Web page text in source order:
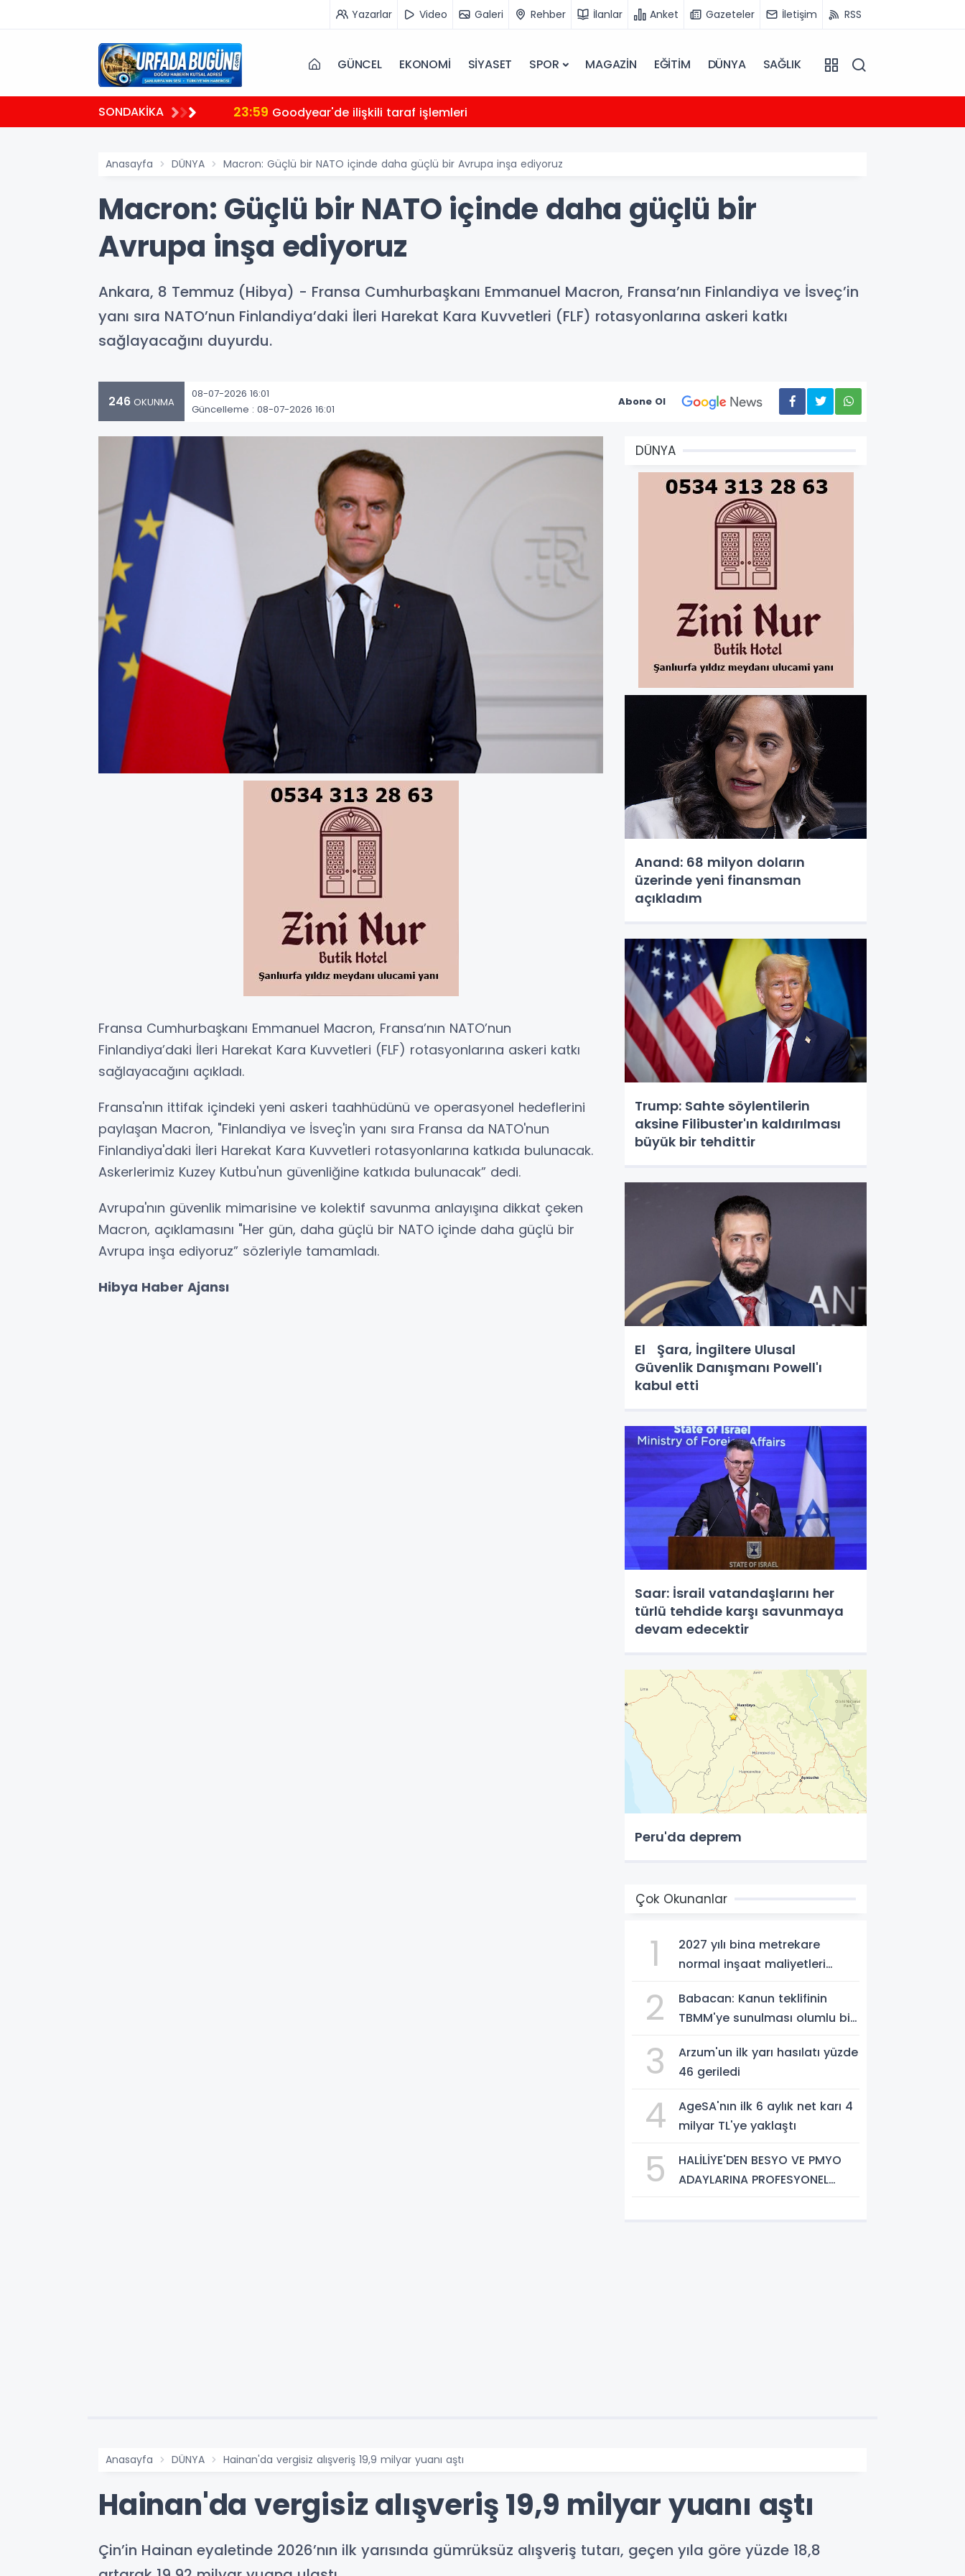
Yazarlar Video Galeri Rehber İlanlar Anket Gazeteler İletişim RSS
GÜNCEL EKONOMİ SİYASET SPOR MAGAZİN EĞİTİM DÜNYA SAĞLIK
SONDAKİKA 23:59 Goodyear'de ilişkili taraf işlemleri
Anasayfa DÜNYA Macron: Güçlü bir NATO içinde daha güçlü bir Avrupa inşa ediyoruz
Macron: Güçlü bir NATO içinde daha güçlü bir
Avrupa inşa ediyoruz
Ankara, 8 Temmuz (Hibya) - Fransa Cumhurbaşkanı Emmanuel Macron, Fransa’nın Finlandiya ve İsveç’in
yanı sıra NATO’nun Finlandiya’daki İleri Harekat Kara Kuvvetleri (FLF) rotasyonlarına askeri katkı
sağlayacağını duyurdu.
246 OKUNMA
08-07-2026 16:01
Güncelleme : 08-07-2026 16:01
Abone Ol
Fransa Cumhurbaşkanı Emmanuel Macron, Fransa’nın NATO’nun
Finlandiya’daki İleri Harekat Kara Kuvvetleri (FLF) rotasyonlarına askeri katkı
sağlayacağını açıkladı.
Fransa'nın ittifak içindeki yeni askeri taahhüdünü ve operasyonel hedeflerini
paylaşan Macron, "Finlandiya ve İsveç'in yanı sıra Fransa da NATO'nun
Finlandiya'daki İleri Harekat Kara Kuvvetleri rotasyonlarına katkıda bulunacak.
Askerlerimiz Kuzey Kutbu'nun güvenliğine katkıda bulunacak” dedi.
Avrupa'nın güvenlik mimarisine ve kolektif savunma anlayışına dikkat çeken
Macron, açıklamasını "Her gün, daha güçlü bir NATO içinde daha güçlü bir
Avrupa inşa ediyoruz” sözleriyle tamamladı.
Hibya Haber Ajansı
DÜNYA
Anand: 68 milyon doların
üzerinde yeni finansman
açıkladım
Trump: Sahte söylentilerin
aksine Filibuster'ın kaldırılması
büyük bir tehdittir
El Şara, İngiltere Ulusal
Güvenlik Danışmanı Powell'ı
kabul etti
Saar: İsrail vatandaşlarını her
türlü tehdide karşı savunmaya
devam edecektir
Peru'da deprem
Çok Okunanlar
1
2027 yılı bina metrekare
normal inşaat maliyetleri
2
Babacan: Kanun teklifinin
TBMM'ye sunulması olumlu bir
3
Arzum'un ilk yarı hasılatı yüzde
46 geriledi
4
AgeSA'nın ilk 6 aylık net karı 4
milyar TL'ye yaklaştı
5
HALİLİYE'DEN BESYO VE PMYO
ADAYLARINA PROFESYONEL
Anasayfa DÜNYA Hainan'da vergisiz alışveriş 19,9 milyar yuanı aştı
Hainan'da vergisiz alışveriş 19,9 milyar yuanı aştı
Çin’in Hainan eyaletinde 2026’nın ilk yarısında gümrüksüz alışveriş tutarı, geçen yıla göre yüzde 18,8